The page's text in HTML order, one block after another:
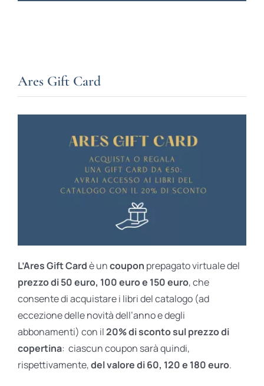
Ares Gift Card
L’Ares Gift Cardè uncoupon prepagato virtuale del
prezzo di 50 euro, 100 euro e 150 euro, che
consente di acquistare i libri del catalogo (ad
eccezione delle novità dell’anno e degli
abbonamenti) con il20% di sconto sul prezzo di
copertina: ciascun coupon sarà quindi,
rispettivamente,del valore di 60, 120 e 180 euro.